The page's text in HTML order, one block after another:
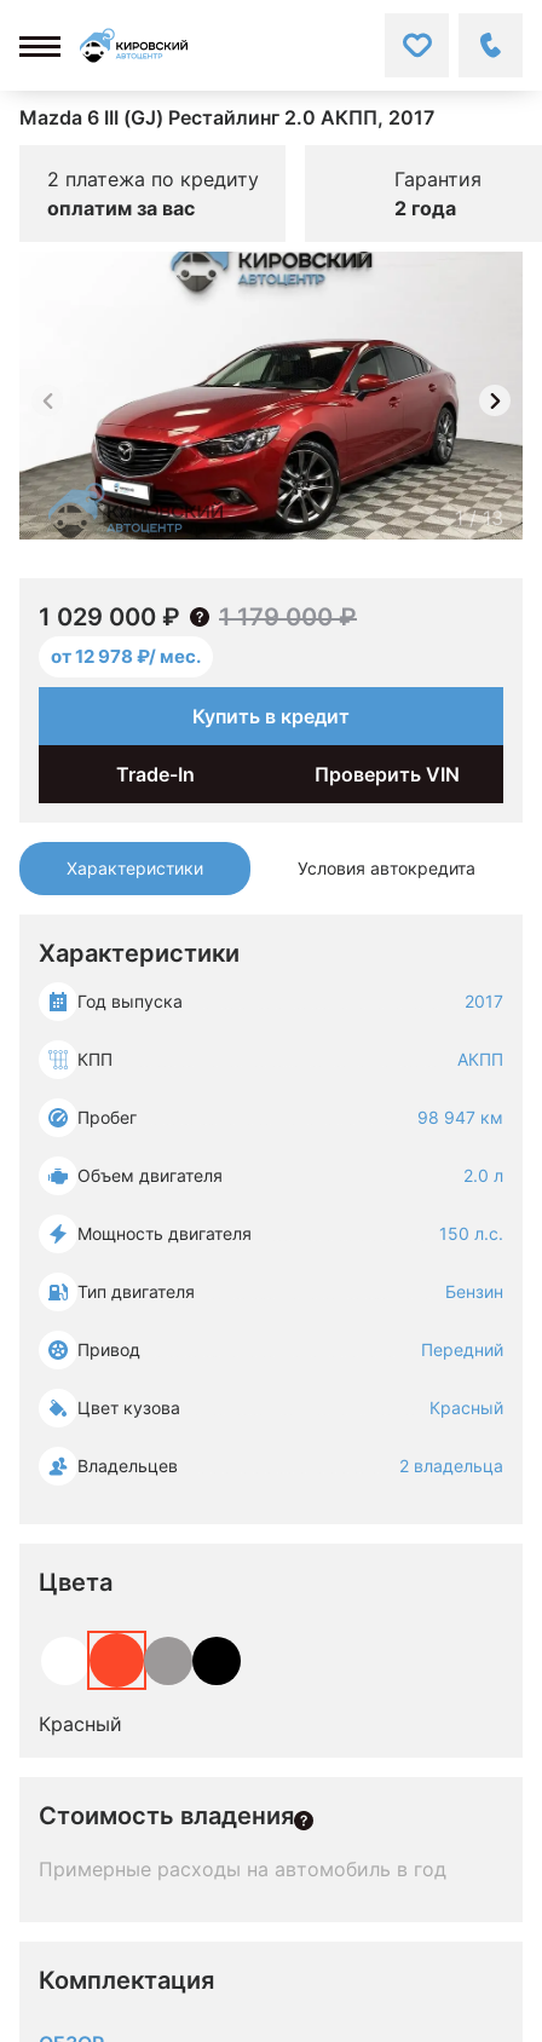
Mazda 6 III (GJ) Рестайлинг 2.0 АКПП, 2017
2 платежа по кредиту
оплатим за вас
Гарантия
2 года
Характеристики Условия автокредита
Характеристики
Год выпуска 2017
КПП АКПП
Пробег 98 947 км
Объем двигателя 2.0 л
Мощность двигателя 150 л.с.
Тип двигателя Бензин
Привод Передний
Цвет кузова Красный
Владельцев 2 владельца
Цвета
Красный
Стоимость владения
Примерные расходы на автомобиль в год
Комплектация
1/13
1 029 000 ₽ 1 179 000 ₽
от 12 978 ₽/ мес.
Купить в кредит
Trade-In Проверить VIN